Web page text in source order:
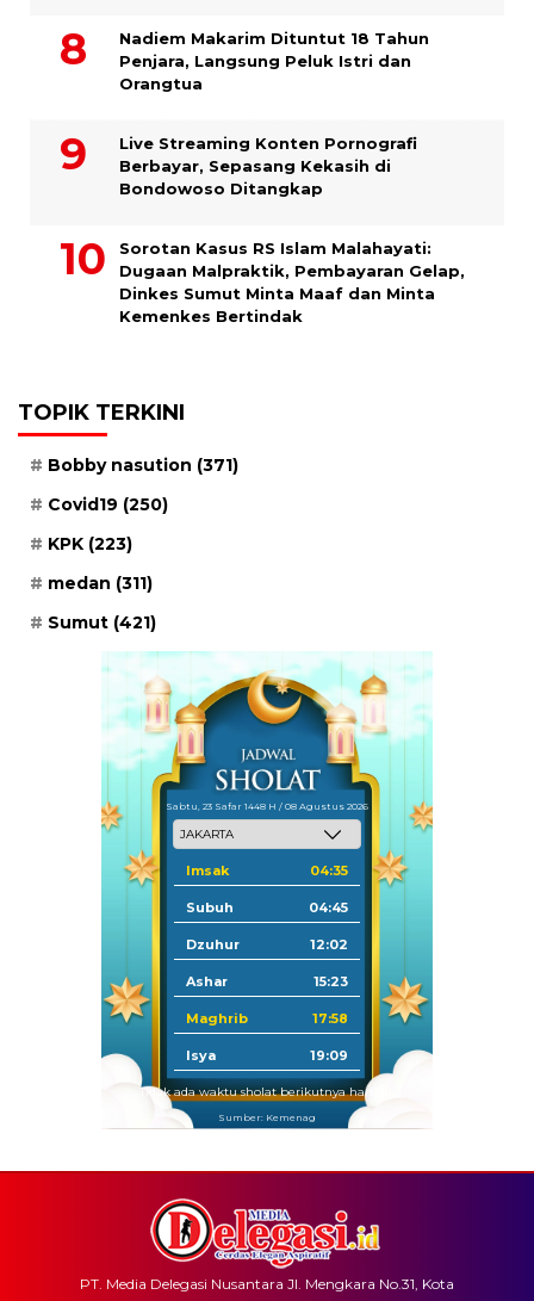
​Nadiem Makarim Dituntut 18 Tahun
Penjara, Langsung Peluk Istri dan
Orangtua
Live Streaming Konten Pornografi
Berbayar, Sepasang Kekasih di
Bondowoso Ditangkap
Sorotan Kasus RS Islam Malahayati:
Dugaan Malpraktik, Pembayaran Gelap,
Dinkes Sumut Minta Maaf dan Minta
Kemenkes Bertindak
TOPIK TERKINI
Bobby nasution (371)
Covid19 (250)
KPK (223)
medan (311)
Sumut (421)
Sabtu, 23 Safar 1448 H / 08 Agustus 2026
Imsak 04:35
Subuh 04:45
Dzuhur 12:02
Ashar 15:23
Maghrib 17:58
Isya 19:09
Tidak ada waktu sholat berikutnya hari ini.
Sumber: Kemenag
PT. Media Delegasi Nusantara Jl. Mengkara No.31, Kota